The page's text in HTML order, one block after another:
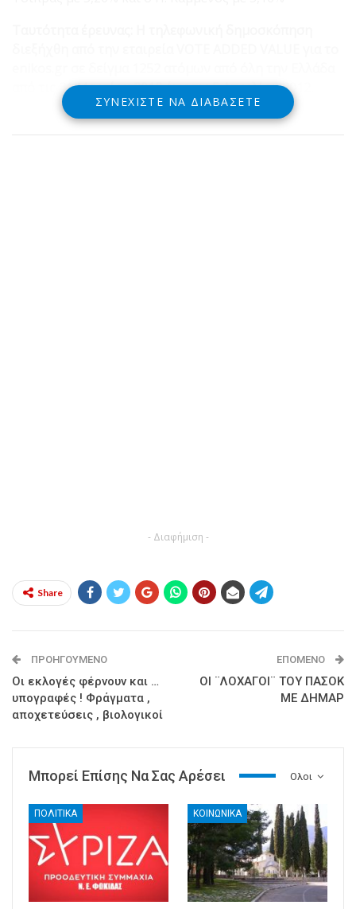
από τις 31 Μαρτίου 2012 έως τις 5 Απριλίου 2012.
ΣΥΝΕΧΊΣΤΕ ΝΑ ΔΙΑΒΆΣΕΤΕ
- Διαφήμιση -
Share
ΠΡΟΗΓΟΎΜΕΝΟ
Οι εκλογές φέρνουν και …
υπογραφές ! Φράγματα ,
αποχετεύσεις , βιολογικοί
ΕΠΌΜΕΝΟ
ΟΙ ¨ΛΟΧΑΓΟΙ¨ ΤΟΥ ΠΑΣΟΚ
ΜΕ ΔΗΜΑΡ
Ολοι
Μπορεί Επίσης Να Σας Αρέσει
ΠΟΛΙΤΙΚΑ ΚΟΙΝΩΝΙΚΑ